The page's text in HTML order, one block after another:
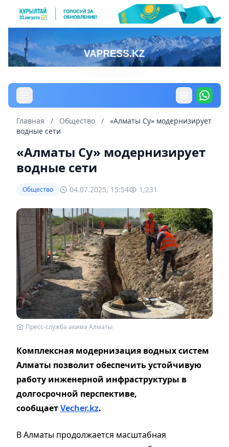
Главная / Общество /
«Алматы Су» модернизирует
водные сети
«Алматы Су» модернизирует
водные сети
Общество 04.07.2025, 15:54 1,231
Пресс-служба акима Алматы
Комплексная модернизация водных систем
Алматы позволит обеспечить устойчивую
работу инженерной инфраструктуры в
долгосрочной перспективе,
сообщаетVecher.kz.
В Алматы продолжается масштабная